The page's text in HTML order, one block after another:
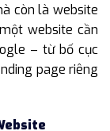
còn là website
website cần
– từ bố cục
page riêng